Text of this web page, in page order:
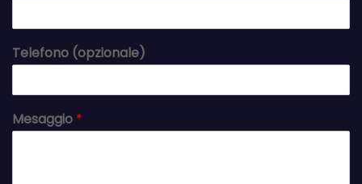
Telefono (opzionale)
Mesaggio *